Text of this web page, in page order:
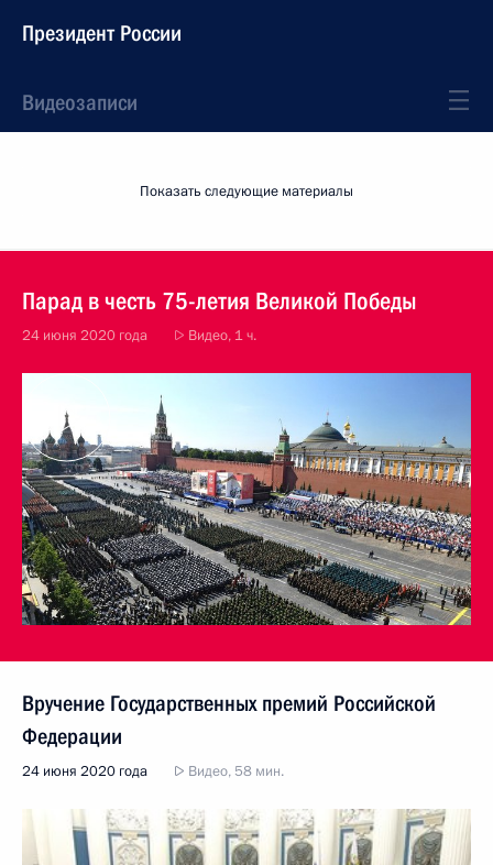
Президент России
Видеозаписи
Показать следующие материалы
Парад в честь 75-летия Великой Победы
24 июня 2020 года Видео, 1 ч.
Вручение Государственных премий Российской
Федерации
24 июня 2020 года Видео, 58 мин.